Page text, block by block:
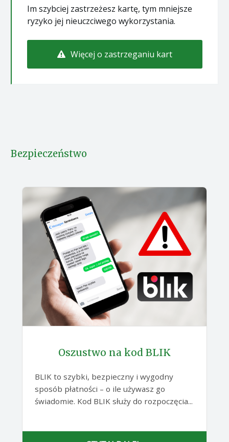
Im szybciej zastrzeżesz kartę, tym mniejsze
ryzyko jej nieuczciwego wykorzystania.
Więcej o zastrzeganiu kart
Bezpieczeństwo
Oszustwo na kod BLIK
BLIK to szybki, bezpieczny i wygodny
sposób płatności – o ile używasz go
świadomie. Kod BLIK służy do rozpoczęcia...